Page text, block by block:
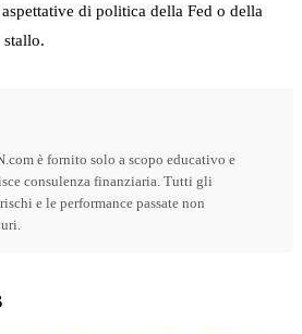
di politica della Fed o della
è fornito solo a scopo educativo e
consulenza finanziaria. Tutti gli
e le performance passate non